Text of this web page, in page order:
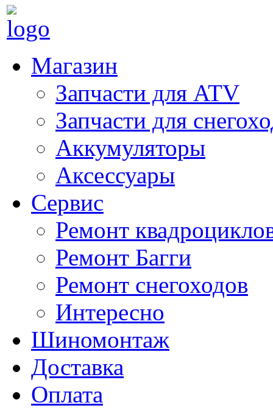
Магазин
Запчасти для ATV
Запчасти для
Аккумуляторы
Аксессуары
Сервис
Ремонт
Ремонт Багги
Ремонт снегоходов
Интересно
Шиномонтаж
Доставка
Оплата